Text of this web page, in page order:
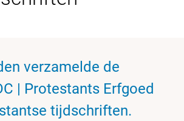
verzamelde de
| Protestants Erfgoed
tijdschriften.